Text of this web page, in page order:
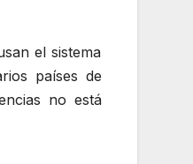
el sistema
países de
no está